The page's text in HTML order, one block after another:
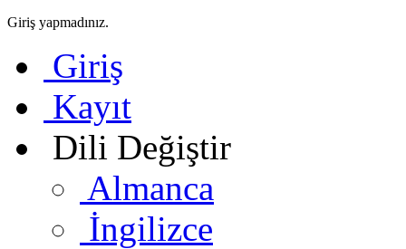
Giriş yapmadınız.
Giriş
Kayıt
Dili Değiştir
Almanca
İngilizce